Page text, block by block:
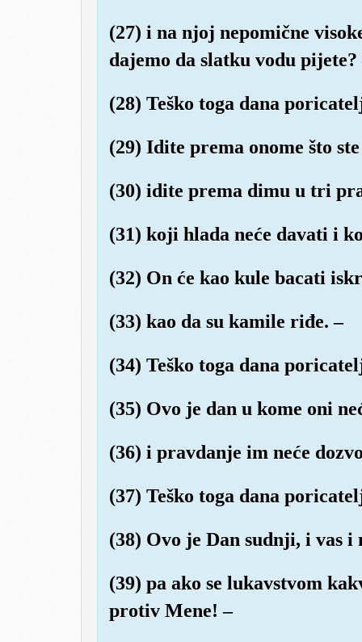
(27) i na njoj nepomične
dajemo da slatku vodu pijete?
(28) Teško toga dana
(29) Idite prema onome što
(30) idite prema dimu u tri
(31) koji hlada neće davati i
(32) On će kao kule bacati
(33) kao da su kamile riđe. –
(34) Teško toga dana
(35) Ovo je dan u kome oni
(36) i pravdanje im neće
(37) Teško toga dana
(38) Ovo je Dan sudnji, i vas
(39) pa ako se lukavstvom
protiv Mene! –